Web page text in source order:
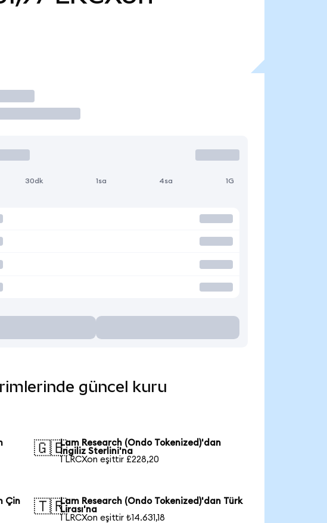
30dk 1sa 4sa 1G
güncel kuru
🇬🇧Lam Research (Ondo Tokenized)'dan
İngiliz Sterlini'na
1 LRCXon eşittir £228,20
Çin
🇹🇷Lam Research (Ondo Tokenized)'dan Türk
Lirası'na
1 LRCXon eşittir ₺14.631,18